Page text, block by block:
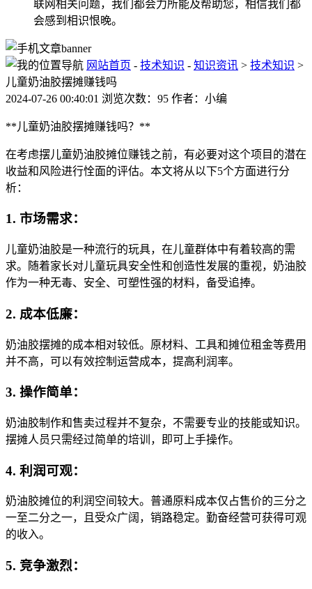
联网相关问题，我们都会力所能及帮助您，相信我们都
会感到相识恨晚。
网站首页 - 技术知识 - 知识资讯 > 技术知识 >
儿童奶油胶摆摊赚钱吗
2024-07-26 00:40:01 浏览次数：95 作者：小编
**儿童奶油胶摆摊赚钱吗？**
在考虑摆儿童奶油胶摊位赚钱之前，有必要对这个项目的潜在
收益和风险进行恮面的评估。本文将从以下5个方面进行分
析：
1. 市场需求：
儿童奶油胶是一种流行的玩具，在儿童群体中有着较高的需
求。随着家长对儿童玩具安全性和创造性发展的重视，奶油胶
作为一种无毒、安全、可塑性强的材料，备受追捧。
2. 成本低廉：
奶油胶摆摊的成本相对较低。原材料、工具和摊位租金等费用
并不高，可以有效控制运营成本，提高利润率。
3. 操作简单：
奶油胶制作和售卖过程并不复杂，不需要专业的技能或知识。
摆摊人员只需经过简单的培训，即可上手操作。
4. 利润可观：
奶油胶摊位的利润空间较大。普通原料成本仅占售价的三分之
一至二分之一，且受众广阔，销路稳定。勤奋经营可获得可观
的收入。
5. 竞争激烈：